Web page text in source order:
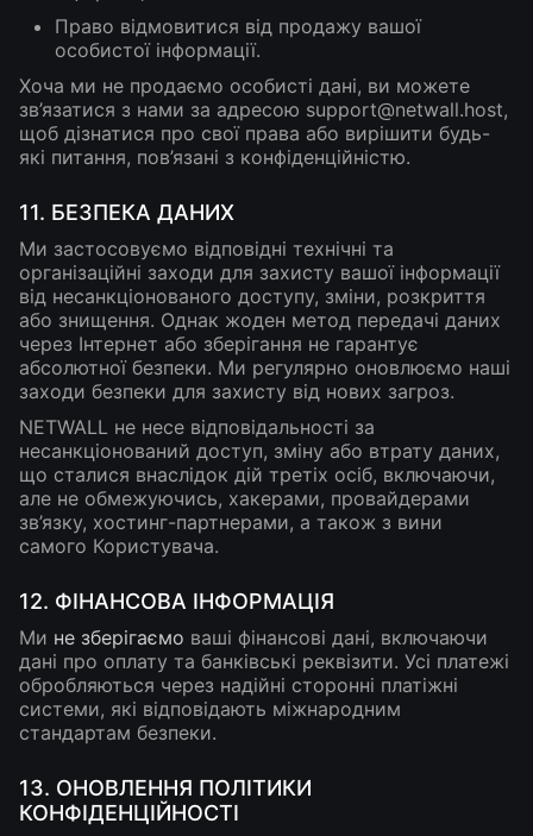
Право відмовитися від продажу вашої
особистої інформації.
Хоча ми не продаємо особисті дані, ви можете
зв’язатися з нами за адресою support@netwall.host,
щоб дізнатися про свої права або вирішити будь-
які питання, пов’язані з конфіденційністю.
11. БЕЗПЕКА ДАНИХ
Ми застосовуємо відповідні технічні та
організаційні заходи для захисту вашої інформації
від несанкціонованого доступу, зміни, розкриття
або знищення. Однак жоден метод передачі даних
через Інтернет або зберігання не гарантує
абсолютної безпеки. Ми регулярно оновлюємо наші
заходи безпеки для захисту від нових загроз.
NETWALL не несе відповідальності за
несанкціонований доступ, зміну або втрату даних,
що сталися внаслідок дій третіх осіб, включаючи,
але не обмежуючись, хакерами, провайдерами
зв’язку, хостинг-партнерами, а також з вини
самого Користувача.
12. ФІНАНСОВА ІНФОРМАЦІЯ
Ми не зберігаємо ваші фінансові дані, включаючи
дані про оплату та банківські реквізити. Усі платежі
обробляються через надійні сторонні платіжні
системи, які відповідають міжнародним
стандартам безпеки.
13. ОНОВЛЕННЯ ПОЛІТИКИ
КОНФІДЕНЦІЙНОСТІ